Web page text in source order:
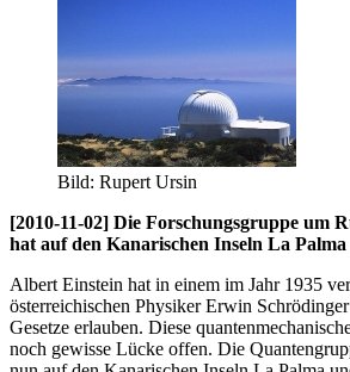
Bild: Rupert Ursin
[2010-11-02] Die Forschungsgruppe
hat auf den Kanarischen Inseln La
Albert Einstein hat in einem im Jahr 1935
österreichischen Physiker Erwin
Gesetze erlauben. Diese
noch gewisse Lücke offen. Die